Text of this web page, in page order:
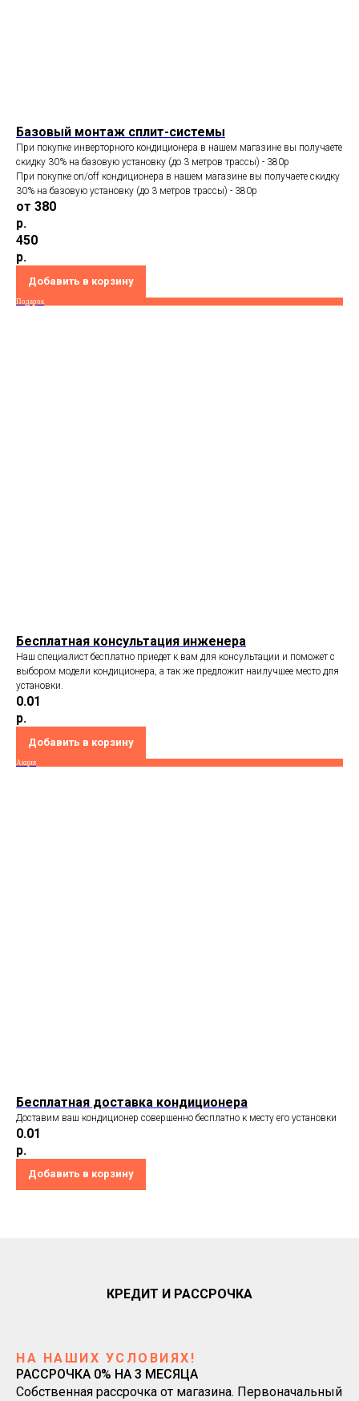
Базовый монтаж сплит-системы
При покупке инверторного кондиционера в нашем магазине вы получаете
скидку 30% на базовую установку (до 3 метров трассы) - 380p
При покупке on/off кондиционера в нашем магазине вы получаете скидку
30% на базовую установку (до 3 метров трассы) - 380p
от 380
р.
450
р.
Добавить в корзину
Подарок
Бесплатная консультация инженера
Наш специалист бесплатно приедет к вам для консультации и поможет с
выбором модели кондиционера, а так же предложит наилучшее место для
установки.
0.01
р.
Добавить в корзину
Акция
Бесплатная доставка кондиционера
Доставим ваш кондиционер совершенно бесплатно к месту его установки
0.01
р.
Добавить в корзину
КРЕДИТ И РАССРОЧКА
НА НАШИХ УСЛОВИЯХ!
РАССРОЧКА 0% НА 3 МЕСЯЦА
Собственная рассрочка от магазина. Первоначальный